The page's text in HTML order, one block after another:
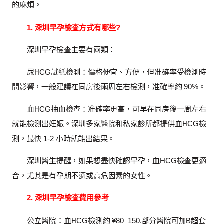
的麻煩。
1. 深圳早孕檢查方式有哪些?
深圳早孕檢查主要有兩類：
尿HCG試紙檢測：價格便宜、方便，但准確率受檢測時
間影響，一般建議在同房後兩周左右檢測，准確率約 90%。
血HCG抽血檢查：准確率更高，可早在同房後一周左右
就能檢測出妊娠。深圳多家醫院和私家診所都提供血HCG檢
測，最快 1-2 小時就能出結果。
深圳醫生提醒，如果想盡快確認早孕，血HCG檢查更適
合，尤其是有孕期不適或高危因素的女性。
2. 深圳早孕檢查費用參考
公立醫院：血HCG檢測約 ¥80–150.部分醫院可加B超套